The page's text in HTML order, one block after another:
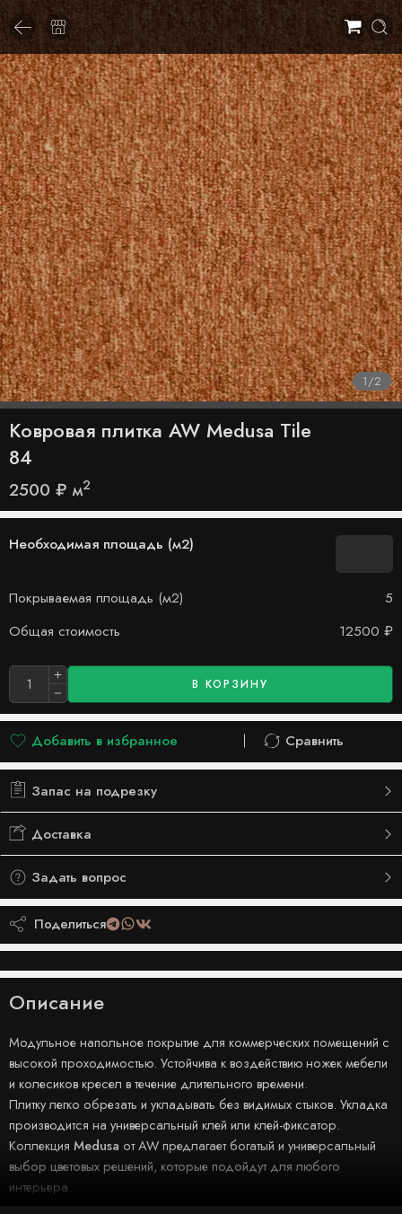
1/2
Ковровая плитка AW Medusa Tile
84
2500 ₽ м2
Необходимая площадь (м2)
Покрываемая площадь (м2)
5
Общая стоимость
12500 ₽
В КОРЗИНУ
Добавить в избранное
Добавлено в список желаний
Сравнить
Сравнить
Запас на подрезку
Доставка
Задать вопрос
Поделиться
Описание
Модульное напольное покрытие для коммерческих помещений с
высокой проходимостью. Устойчива к воздействию ножек мебели
и колесиков кресел в течение длительного времени.
Плитку легко обрезать и укладывать без видимых стыков. Укладка
производится на универсальный клей или клей-фиксатор.
Коллекция Medusa от AW предлагает богатый и универсальный
выбор цветовых решений, которые подойдут для любого
интерьера.